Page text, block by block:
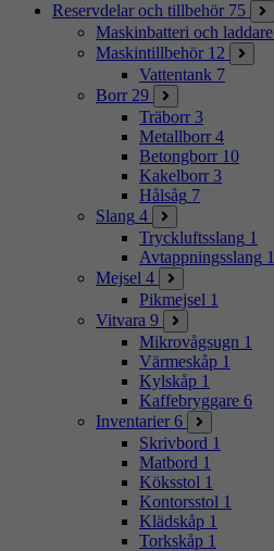
Reservdelar och tillbehör 75
Maskinbatteri och laddare
Maskintillbehör 12
Vattentank 7
Borr 29
Träborr 3
Metallborr 4
Betongborr 10
Kakelborr 3
Hålsåg 7
Slang 4
Tryckluftsslang 1
Avtappningsslang 1
Mejsel 4
Pikmejsel 1
Vitvara 9
Mikrovågsugn 1
Värmeskåp 1
Kylskåp 1
Kaffebryggare 6
Inventarier 6
Skrivbord 1
Matbord 1
Köksstol 1
Kontorsstol 1
Klädskåp 1
Torkskåp 1